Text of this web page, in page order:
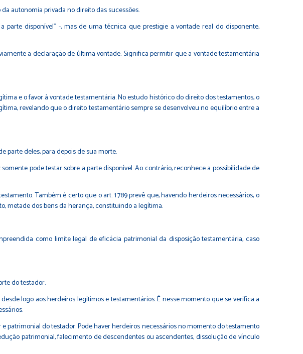
autonomia privada no direito das sucessões.
disponível" -, mas de uma técnica que prestigie a vontade real do disponente,
a declaração de última vontade. Significa permitir que a vontade testamentária
e o favor à vontade testamentária. No estudo histórico do direito dos testamentos, o
revelando que o direito testamentário sempre se desenvolveu no equilíbrio entre a
parte deles, para depois de sua morte.
pode testar sobre a parte disponível. Ao contrário, reconhece a possibilidade de
Também é certo que o art. 1.789 prevê que, havendo herdeiros necessários, o
metade dos bens da herança, constituindo a legítima.
como limite legal de eficácia patrimonial da disposição testamentária, caso
do testador.
logo aos herdeiros legítimos e testamentários. É nesse momento que se verifica a
patrimonial do testador. Pode haver herdeiros necessários no momento do testamento
patrimonial, falecimento de descendentes ou ascendentes, dissolução de vínculo